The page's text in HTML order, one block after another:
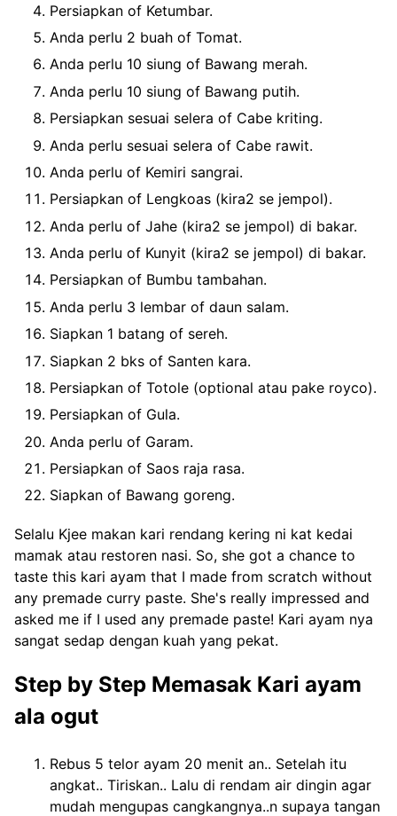
Persiapkan of Ketumbar.
Anda perlu 2 buah of Tomat.
Anda perlu 10 siung of Bawang merah.
Anda perlu 10 siung of Bawang putih.
Persiapkan sesuai selera of Cabe kriting.
Anda perlu sesuai selera of Cabe rawit.
Anda perlu of Kemiri sangrai.
Persiapkan of Lengkoas (kira2 se jempol).
Anda perlu of Jahe (kira2 se jempol) di bakar.
Anda perlu of Kunyit (kira2 se jempol) di bakar.
Persiapkan of Bumbu tambahan.
Anda perlu 3 lembar of daun salam.
Siapkan 1 batang of sereh.
Siapkan 2 bks of Santen kara.
Persiapkan of Totole (optional atau pake royco).
Persiapkan of Gula.
Anda perlu of Garam.
Persiapkan of Saos raja rasa.
Siapkan of Bawang goreng.
Selalu Kjee makan kari rendang kering ni kat kedai
mamak atau restoren nasi. So, she got a chance to
taste this kari ayam that I made from scratch without
any premade curry paste. She's really impressed and
asked me if I used any premade paste! Kari ayam nya
sangat sedap dengan kuah yang pekat.
Step by Step Memasak Kari ayam
ala ogut
Rebus 5 telor ayam 20 menit an.. Setelah itu
angkat.. Tiriskan.. Lalu di rendam air dingin agar
mudah mengupas cangkangnya..n supaya tangan